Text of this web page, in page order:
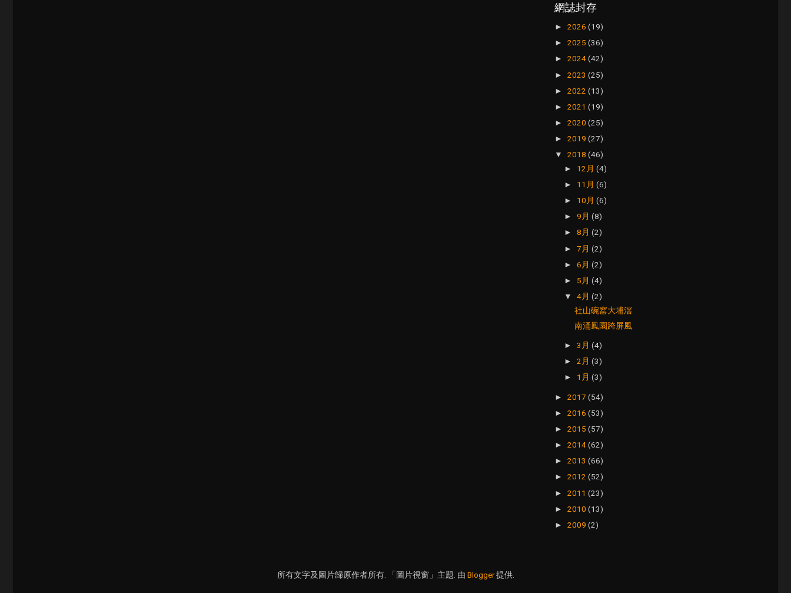
網誌封存
► 2026 (19)
► 2025 (36)
► 2024(42)
► 2023 (25)
► 2022 (13)
► 2021 (19)
► 2020 (25)
► 2019 (27)
▼ 2018 (46)
► 12月(4)
► 11月(6)
► 10月(6)
►9月(8)
►8月(2)
►7月(2)
►6月(2)
► 5月(4)
▼4月(2)
社山碗窰大埔滘
南涌鳳園跨屏風
►3月(4)
►2月(3)
► 1月(3)
► 2017 (54)
► 2016 (53)
► 2015 (57)
► 2014(62)
► 2013 (66)
► 2012 (52)
► 2011 (23)
► 2010 (13)
► 2009 (2)
所有文字及圖片歸原作者所有. 「圖片視窗」主題. 由 Blogger提供.